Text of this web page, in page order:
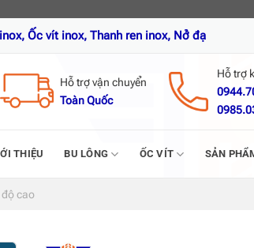
inox, Thanh ren inox, Nở đạn inox, Tắc kê
Hỗ trợ vận chuyển
Toàn Quốc
Hỗ trợ
THIỆU BU LÔNG ỐC VÍT SẢN
cao